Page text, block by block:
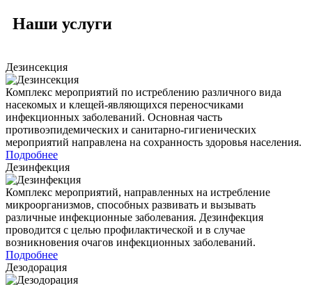
Наши услуги
Дезинсекция
Комплекс мероприятий по истреблению различного вида
насекомых и клещей-являющихся переносчиками
инфекционных заболеваний. Основная часть
противоэпидемических и санитарно-гигиенических
мероприятий направлена на сохранность здоровья населения.
Подробнее
Дезинфекция
Комплекс мероприятий, направленных на истребление
микроорганизмов, способных развивать и вызывать
различные инфекционные заболевания. Дезинфекция
проводится с целью профилактической и в случае
возникновения очагов инфекционных заболеваний.
Подробнее
Дезодорация